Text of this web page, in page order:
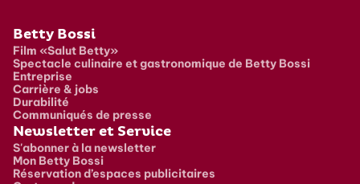
Pied de page
Betty Bossi
Film «Salut Betty»
Spectacle culinaire et gastronomique de Betty Bossi
Entreprise
Carrière & jobs
Durabilité
Communiqués de presse
Newsletter et Service
S'abonner à la newsletter
Mon Betty Bossi
Réservation d’espaces publicitaires